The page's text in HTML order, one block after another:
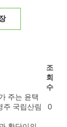
조
회
수
주는 윤택
주 국립산림
0